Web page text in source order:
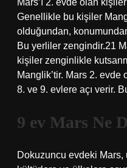
Mars’ı 2. evde olan
Genellikle bu kişiler
olduğundan,
Bu yerliler zengindir.21
kişiler zenginlikle
Manglik’tir. Mars 2.
8. ve 9. evlere açı verir.
9 ev Mars Ne
Dokuzuncu evdeki